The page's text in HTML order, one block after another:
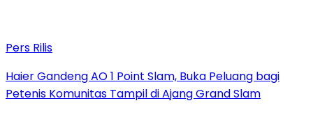
Pers Rilis
Haier Gandeng AO 1 Point Slam, Buka Peluang bagi
Petenis Komunitas Tampil di Ajang Grand Slam